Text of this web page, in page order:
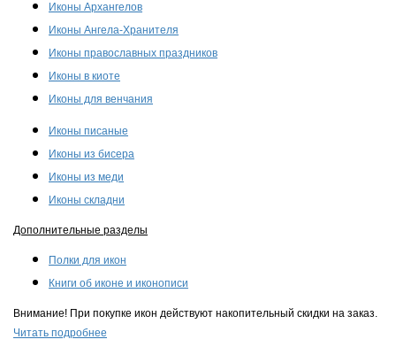
Иконы Архангелов
Иконы Ангела-Хранителя
Иконы православных праздников
Иконы в киоте
Иконы для венчания
Иконы писаные
Иконы из бисера
Иконы из меди
Иконы складни
Дополнительные разделы
Полки для икон
Книги об иконе и иконописи
Внимание! При покупке икон действуют накопительный скидки на заказ.
Читать подробнее